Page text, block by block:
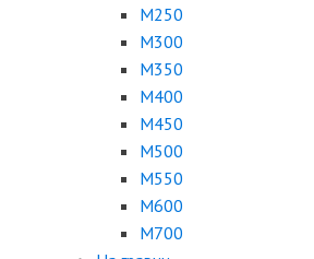
М250
М300
М350
М400
М450
М500
М550
М600
М700